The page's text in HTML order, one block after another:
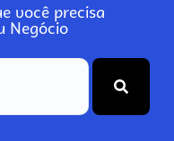
você precisa
Negócio